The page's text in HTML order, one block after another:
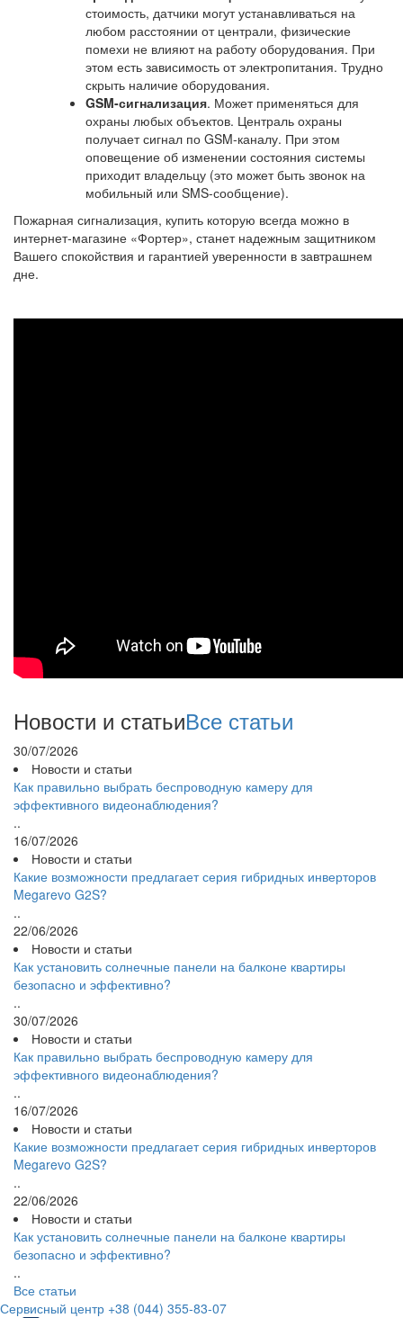
стоимость, датчики могут устанавливаться на
любом расстоянии от централи, физические
помехи не влияют на работу оборудования. При
этом есть зависимость от электропитания. Трудно
скрыть наличие оборудования.
GSM-сигнализация. Может применяться для
охраны любых объектов. Централь охраны
получает сигнал по GSM-каналу. При этом
оповещение об изменении состояния системы
приходит владельцу (это может быть звонок на
мобильный или SMS-сообщение).
Пожарная сигнализация, купить которую всегда можно в
интернет-магазине «Фортер», станет надежным защитником
Вашего спокойствия и гарантией уверенности в завтрашнем
дне.
Новости и статьиВсе статьи
30/07/2026
Новости и статьи
Как правильно выбрать беспроводную камеру для
эффективного видеонаблюдения?
..
16/07/2026
Новости и статьи
Какие возможности предлагает серия гибридных инверторов
Megarevo G2S?
..
22/06/2026
Новости и статьи
Как установить солнечные панели на балконе квартиры
безопасно и эффективно?
..
30/07/2026
Новости и статьи
Как правильно выбрать беспроводную камеру для
эффективного видеонаблюдения?
..
16/07/2026
Новости и статьи
Какие возможности предлагает серия гибридных инверторов
Megarevo G2S?
..
22/06/2026
Новости и статьи
Как установить солнечные панели на балконе квартиры
безопасно и эффективно?
..
Все статьи
Сервисный центр +38 (044) 355-83-07